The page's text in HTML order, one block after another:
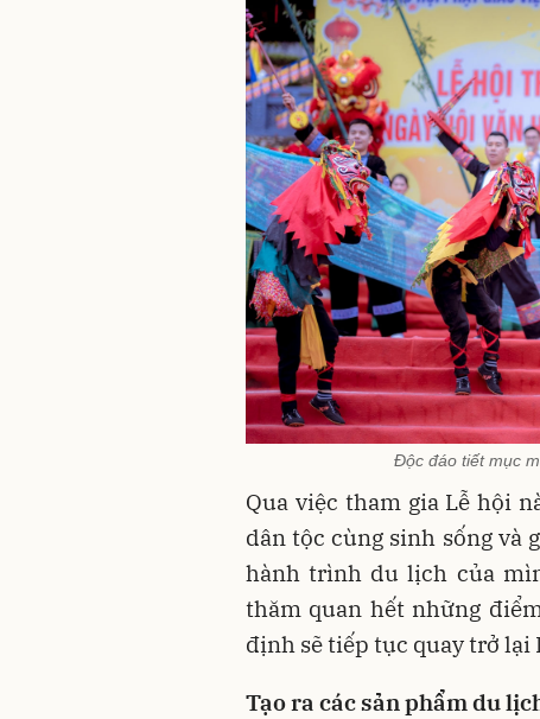
Độc đáo tiết mục
Qua việc tham gia Lễ hội
dân tộc cùng sinh sống và
hành trình du lịch của
thăm quan hết những
định sẽ tiếp tục quay trở lại
Tạo ra các sản phẩm du